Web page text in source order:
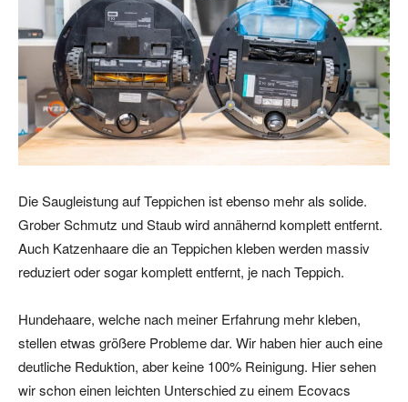
Die Saugleistung auf Teppichen ist ebenso mehr als solide.
Grober Schmutz und Staub wird annähernd komplett entfernt.
Auch Katzenhaare die an Teppichen kleben werden massiv
reduziert oder sogar komplett entfernt, je nach Teppich.
Hundehaare, welche nach meiner Erfahrung mehr kleben,
stellen etwas größere Probleme dar. Wir haben hier auch eine
deutliche Reduktion, aber keine 100% Reinigung. Hier sehen
wir schon einen leichten Unterschied zu einem Ecovacs